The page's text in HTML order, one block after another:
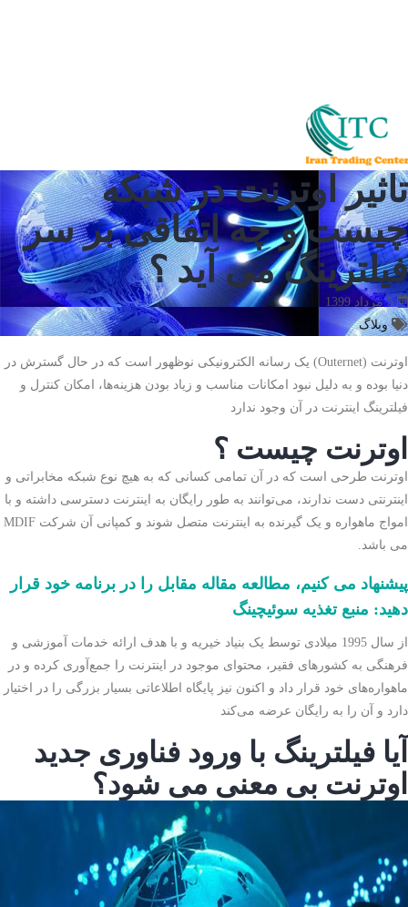
تاثیر اوترنت در شبکه
چیست و چه اتفاقی بر سر
فیلترینگ می آید ؟
5 مرداد 1399
وبلاگ
اوترنت (Outernet) یک رسانه الکترونیکی نوظهور است که در حال گسترش در
دنیا بوده و به دلیل نبود امکانات مناسب و زیاد بودن هزینه‌ها، امکان کنترل و
فیلترینگ اینترنت در آن وجود ندارد
اوترنت چیست ؟
اوترنت طرحی است که در آن تمامی کسانی که به هیچ نوع شبکه مخابراتی و
اینترنتی دست ندارند، می‌توانند به طور رایگان به اینترنت دسترسی داشته و با
امواج ماهواره و یک گیرنده به اینترنت متصل شوند و کمپانی آن شرکت MDIF
می باشد.
پیشنهاد می کنیم، مطالعه مقاله مقابل را در برنامه خود قرار
دهید: منبع تغذیه سوئیچینگ
از سال 1995 میلادی توسط یک بنیاد خیریه و با هدف ارائه خدمات آموزشی و
فرهنگی به کشورهای فقیر، محتوای موجود در اینترنت را جمع‌آوری کرده و در
ماهواره‌های خود قرار داد و اکنون نیز پایگاه اطلاعاتی بسیار بزرگی را در اختیار
دارد و آن را به رایگان عرضه می‌کند
آیا فیلترینگ با ورود فناوری جدید
اوترنت بی معنی می شود؟